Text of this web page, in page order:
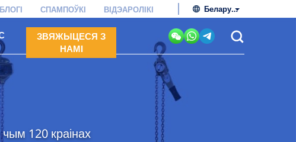
Беларуская мова
БЛОГІ СПАМПОЎКІ ВІДЭАРОЛІКІ
ЗВЯЖЫЦЕСЯ З
НАМІ
120 краінах